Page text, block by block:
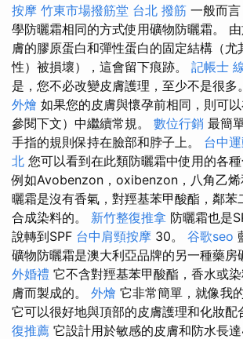
按摩 竹東市場撥筋堂 台北 撥筋 一般而
學防曬霜相同的方式使用礦物防曬霜。
膚的膠原蛋白和彈性蛋白的固定結構（尤
性）被損壞），這會留下痕跡。 記帳士
是，您不必改變皮膚護理，至少不是很多
外燴 如果您的皮膚與懷孕前相同，則可
參閱下文）中繼續常規。 數位行銷 最簡
手指的規則保持在臉部和脖子上。 台中
北 您可以看到在此類防曬霜中使用的各種
例如Avobenzon，oxibenzon，八角乙
曬霜是沒有香氣，對羥基苯甲酸酯，鄰苯
合成染料的。 新竹整復推拿 防曬霜也是
說轉到SPF 台中肩頸按摩 30。 谷歌seo
礦物防曬霜是澳大利亞品牌的另一種藥房
外婚禮 它不含對羥基苯甲酸酯，香水或
膚而製成的。 外燴 它非常簡單，就像我
它可以很好地與頂部的皮膚護理和化妝配
復推薦 它設計用於敏感的皮膚和防水長達